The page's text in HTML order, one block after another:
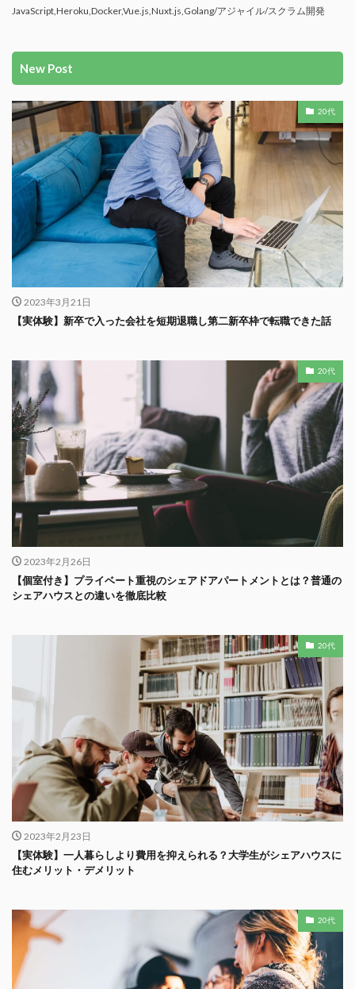
JavaScript,Heroku,Docker,Vue.js,Nuxt.js,Golang/アジャイル/スクラム開発
New Post
20代
2023年3月21日
【実体験】新卒で入った会社を短期退職し第二新卒枠で転職できた話
20代
2023年2月26日
【個室付き】プライベート重視のシェアドアパートメントとは？普通の
シェアハウスとの違いを徹底比較
20代
2023年2月23日
【実体験】一人暮らしより費用を抑えられる？大学生がシェアハウスに
住むメリット・デメリット
20代